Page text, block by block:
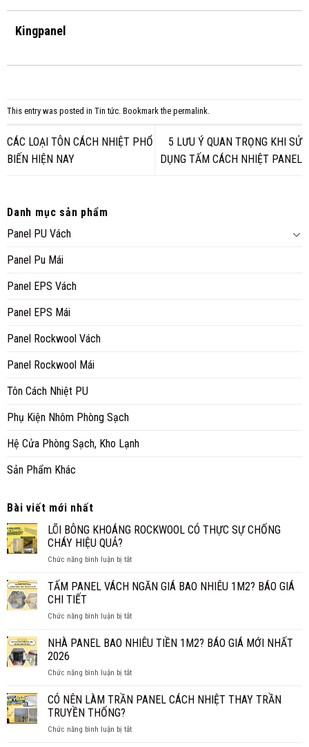
Kingpanel
This entry was posted in Tin tức. Bookmark the permalink.
CÁC LOẠI TÔN CÁCH NHIỆT PHỔ
BIẾN HIỆN NAY
5 LƯU Ý QUAN TRỌNG KHI SỬ
DỤNG TẤM CÁCH NHIỆT PANEL
Danh mục sản phẩm
Panel PU Vách
Panel Pu Mái
Panel EPS Vách
Panel EPS Mái
Panel Rockwool Vách
Panel Rockwool Mái
Tôn Cách Nhiệt PU
Phụ Kiện Nhôm Phòng Sạch
Hệ Cửa Phòng Sạch, Kho Lạnh
Sản Phẩm Khác
Bài viết mới nhất
LÕI BÔNG KHOÁNG ROCKWOOL CÓ THỰC SỰ CHỐNG
CHÁY HIỆU QUẢ?
Chức năng bình luận bị tắtở
BÔNG
CÓ
SỰ
HIỆU
TẤM PANEL VÁCH NGĂN GIÁ BAO NHIÊU 1M2? BÁO GIÁ
CHI TIẾT
Chức năng bình luận bị tắtở
PANEL
GIÁ
NHIÊU
GIÁ
NHÀ PANEL BAO NHIÊU TIỀN 1M2? BÁO GIÁ MỚI NHẤT
2026
Chức năng bình luận bị tắtở
PANEL
TIỀN
CÓ NÊN LÀM TRẦN PANEL CÁCH NHIỆT THAY TRẦN
TRUYỀN THỐNG?
Chức năng bình luận bị tắtở